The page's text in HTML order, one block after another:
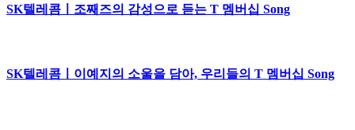
SK텔레콤ㅣ조째즈의 감성으로 듣는 T 멤버십 Song
SK텔레콤ㅣ이예지의 소울을 담아, 우리들의 T 멤버십 Song